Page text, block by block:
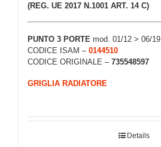
(REG. UE 2017 N.1001 ART. 14 C)
PUNTO 3 PORTE mod. 01/12 > 06/19
CODICE ISAM – 0144510
CODICE ORIGINALE – 735548597
GRIGLIA RADIATORE
Details